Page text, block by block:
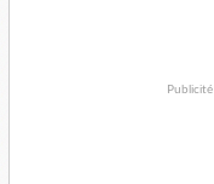
Publicité